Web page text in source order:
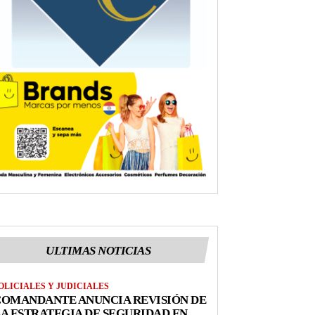
ULTIMAS NOTICIAS
Y JUDICIALES
ANUNCIA REVISIÓN DE